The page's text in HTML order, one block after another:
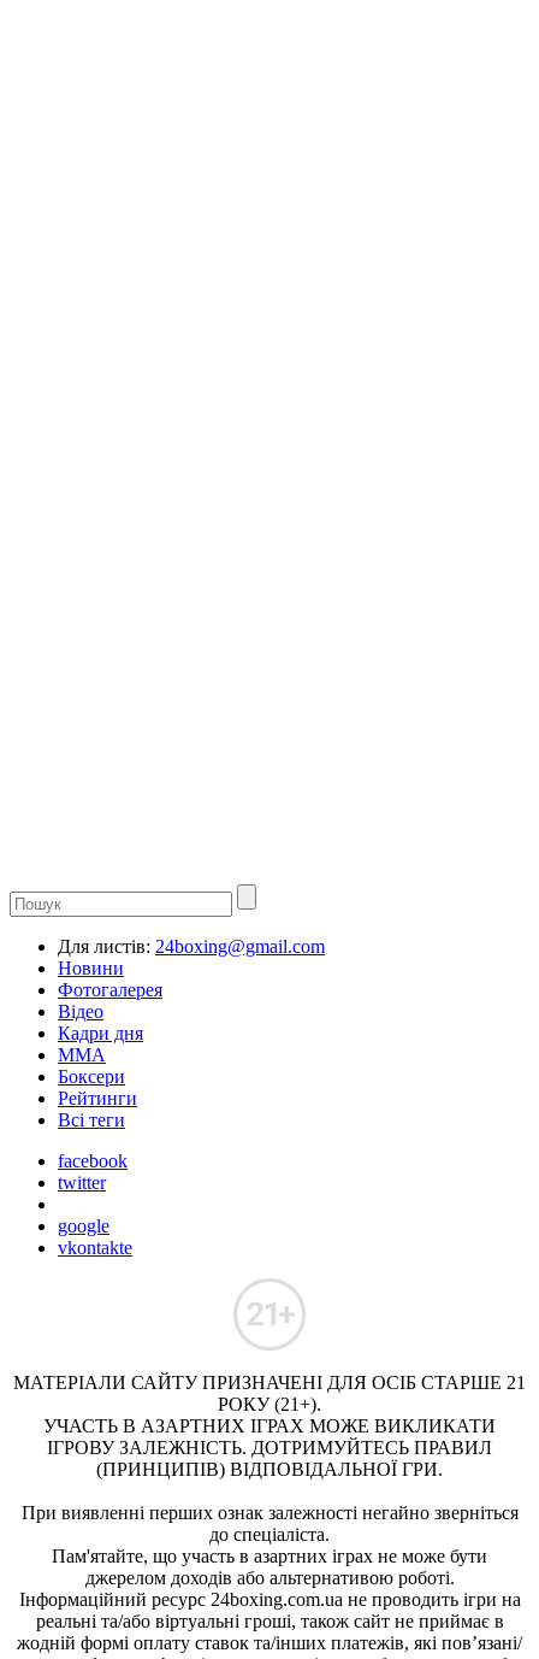
Для листів: 24boxing@gmail.com
Новини
Фотогалерея
Відео
Кадри дня
ММА
Боксери
Рейтинги
Всі теги
facebook
twitter
google
vkontakte
МАТЕРІАЛИ САЙТУ ПРИЗНАЧЕНІ ДЛЯ ОСІБ СТАРШЕ 21
РОКУ (21+).
УЧАСТЬ В АЗАРТНИХ ІГРАХ МОЖЕ ВИКЛИКАТИ
ІГРОВУ ЗАЛЕЖНІСТЬ. ДОТРИМУЙТЕСЬ ПРАВИЛ
(ПРИНЦИПІВ) ВІДПОВІДАЛЬНОЇ ГРИ.
При виявленні перших ознак залежності негайно зверніться
до спеціаліста.
Пам'ятайте, що участь в азартних іграх не може бути
джерелом доходів або альтернативою роботі.
Інформаційний ресурс 24boxing.com.ua не проводить ігри на
реальні та/або віртуальні гроші, також сайт не приймає в
жодній формі оплату ставок та/інших платежів, які пов’язані/